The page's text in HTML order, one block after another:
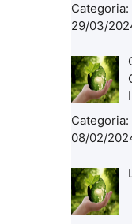
Categoria:
29/03/
Categoria:
08/02/